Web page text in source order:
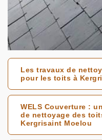
Les travaux de
pour les toits à
WELS Couverture :
de nettoyage des
Kergrisaint Moelou